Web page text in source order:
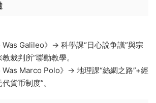
Was Galileo》→ 科學課“日心說争議”與宗
裁判所”聯動教學。
Was Marco Polo》→ 地理課“絲綢之路”+經
貨币制度”。